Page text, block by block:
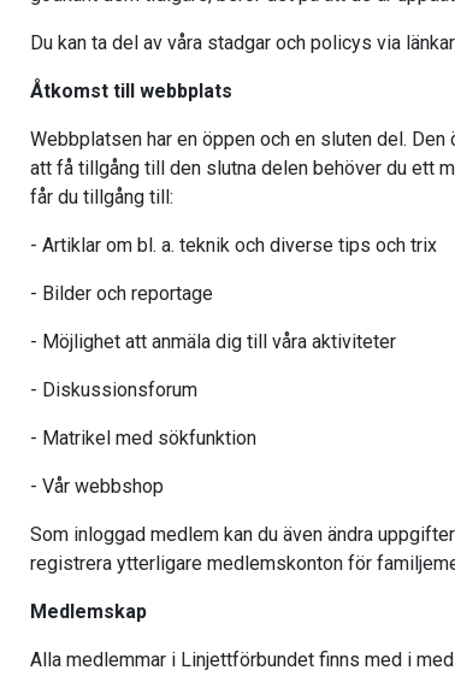
Du kan ta del av våra stadgar och policys via
Åtkomst till webbplats
Webbplatsen har en öppen och en sluten del.
att få tillgång till den slutna delen behöver du ett
får du tillgång till:
- Artiklar om bl. a. teknik och diverse tips och trix
- Bilder och reportage
- Möjlighet att anmäla dig till våra aktiviteter
- Diskussionsforum
- Matrikel med sökfunktion
- Vår webbshop
Som inloggad medlem kan du även ändra
registrera ytterligare medlemskonton för
Medlemskap
Alla medlemmar i Linjettförbundet finns med i